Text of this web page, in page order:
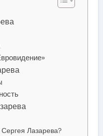
Лазарева?